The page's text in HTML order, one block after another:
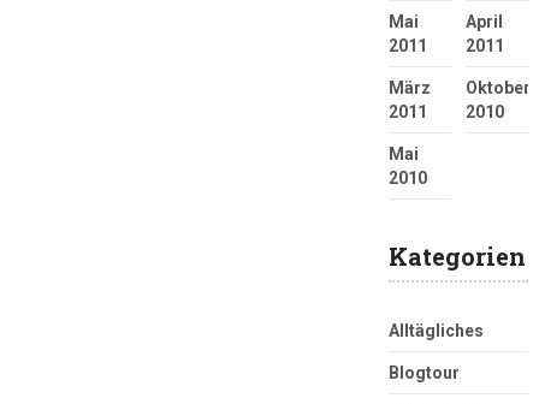
Mai
2011
April
2011
März
2011
Oktober
2010
Mai
2010
Kategorien
Alltägliches
Blogtour